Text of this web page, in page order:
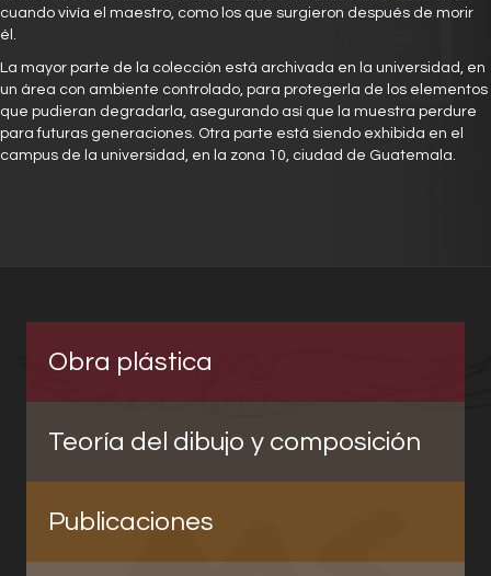
cuando vivía el maestro, como los que surgieron después de morir
él.
La mayor parte de la colección está archivada en la universidad, en
un área con ambiente controlado, para protegerla de los elementos
que pudieran degradarla, asegurando así que la muestra perdure
para futuras generaciones. Otra parte está siendo exhibida en el
campus de la universidad, en la zona 10, ciudad de Guatemala.
Obra plástica
Teoría del dibujo y composición
Publicaciones